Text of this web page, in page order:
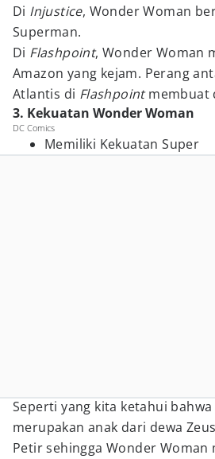
Di Injustice, Wonder Woman
Superman.
Di Flashpoint, Wonder Woman
Amazon yang kejam. Perang
Atlantis di Flashpointmembuat
3. Kekuatan Wonder Woman
DC Comics
Memiliki Kekuatan Super
Seperti yang kita ketahui
merupakan anak dari dewa
Petir sehingga Wonder Woman